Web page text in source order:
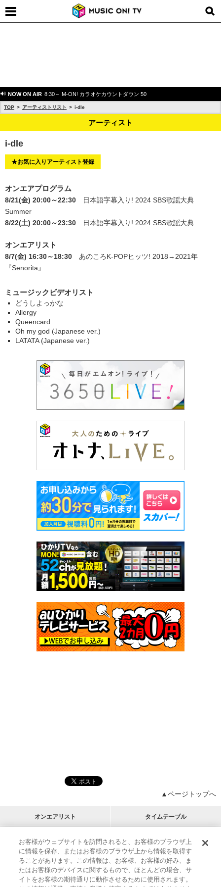
NOW ON AIR 8:30～ M-ON! カラオケカウントダウン 50
TOP アーティストリスト i-dle
アーティスト
i-dle
★お気に入りアーティスト登録
オンエアプログラム
8/21(金) 20:00～22:30
日本語字幕入り! 2024 SBS歌謡大典
Summer
8/22(土) 20:00～23:30
日本語字幕入り! 2024 SBS歌謡大典
オンエアリスト
8/7(金) 16:30～18:30
あのころK-POPヒッツ! 2018→2021年
『Senorita』
ミュージックビデオリスト
どうしよっかな
Allergy
Queencard
Oh my god (Japanese ver.)
LATATA (Japanese ver.)
▲ページトップへ
オンエアリスト タイムテーブル
プログラムリスト チャート
アーティストリスト
M-ON!
RECOMMEND
リクエスト
インフォメーション | プレゼント&ご招待
お客様がウェブサイトを訪問されると、お客様のブラウザ上
に情報を保存、またはお客様のブラウザ上から情報を取得す
ることがあります。この情報は、お客様、お客様の好み、ま
たはお客様のデバイスに関するもので、ほとんどの場合、サ
イトをお客様の期待通りに動作させるために使用されます。